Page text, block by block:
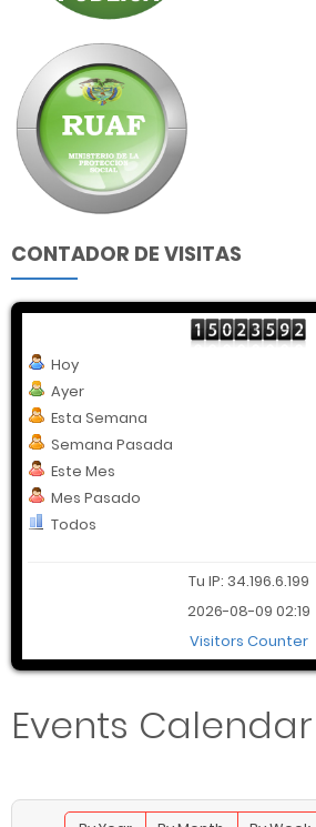
CONTADOR DE VISITAS
Hoy
Ayer
Esta Semana
Semana Pasada
Este Mes
Mes Pasado
Todos
Tu IP: 34.196.6.199
2026-08-09 02:19
Visitors Counter
Events Calendar